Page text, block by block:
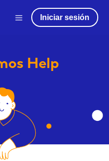
Iniciar sesión
Help